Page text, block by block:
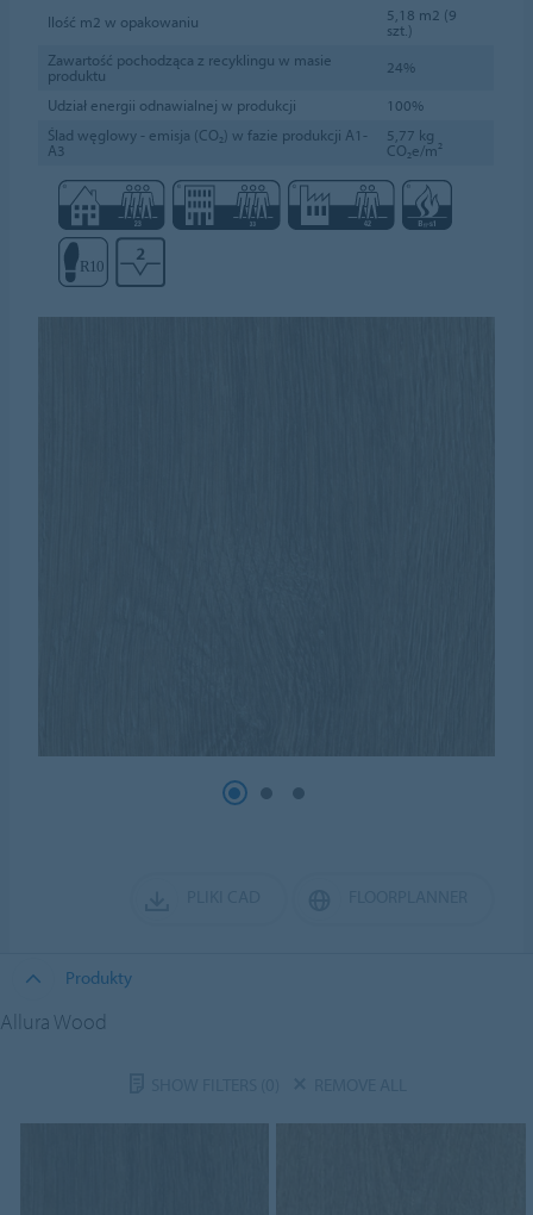
Ilość m2 w opakowaniu
5,18 m2 (9
szt.)
Zawartość pochodząca z recyklingu w masie
produktu
24%
Udział energii odnawialnej w produkcji
100%
Ślad węglowy - emisja (CO₂) w fazie produkcji A1-
A3
5,77 kg
CO₂e/m²
Produkty
Allura Wood